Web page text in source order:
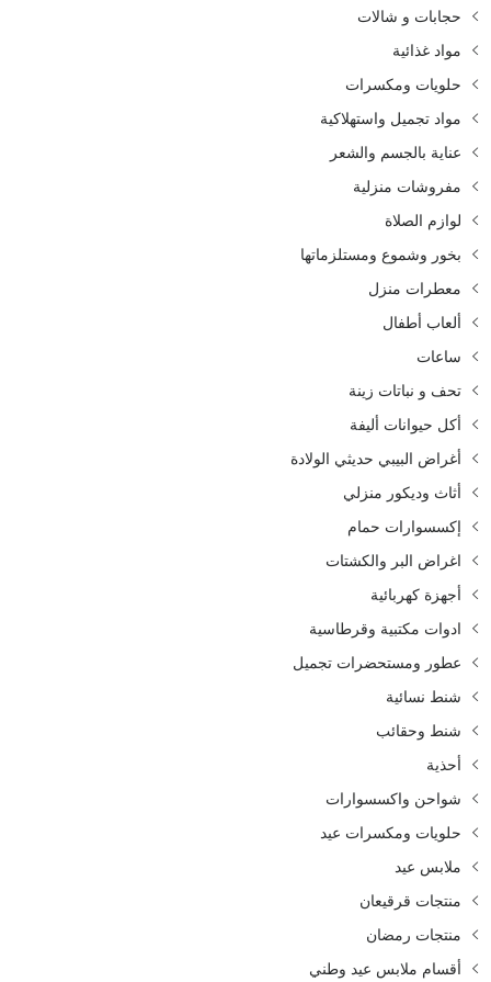
حجابات و شالات
مواد غذائية
حلويات ومكسرات
مواد تجميل واستهلاكية
عناية بالجسم والشعر
مفروشات منزلية
لوازم الصلاة
بخور وشموع ومستلزماتها
معطرات منزل
ألعاب أطفال
ساعات
تحف و نباتات زينة
أكل حيوانات أليفة
أغراض البيبي حديثي الولادة
أثاث وديكور منزلي
إكسسوارات حمام
اغراض البر والكشتات
أجهزة كهربائية
ادوات مكتبية وقرطاسية
عطور ومستحضرات تجميل
شنط نسائية
شنط وحقائب
أحذية
شواحن واكسسوارات
حلويات ومكسرات عيد
ملابس عيد
منتجات قرقيعان
منتجات رمضان
أقسام ملابس عيد وطني